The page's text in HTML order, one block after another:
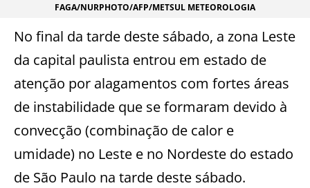
FAGA/NURPHOTO/AFP/METSUL METEOROLOGIA
No final da tarde deste sábado, a zona Leste
da capital paulista entrou em estado de
atenção por alagamentos com fortes áreas
de instabilidade que se formaram devido à
convecção (combinação de calor e
umidade) no Leste e no Nordeste do estado
de São Paulo na tarde deste sábado.